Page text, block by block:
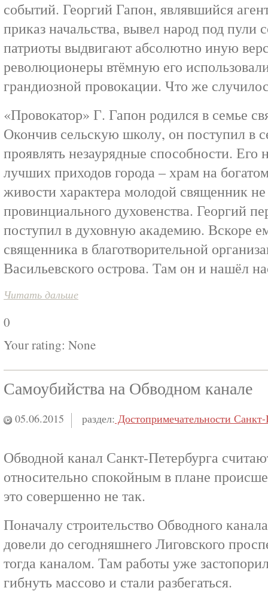
событий. Георгий Гапон, являвшийся
приказ начальства, вывел народ под пули
патриоты выдвигают абсолютно иную
революционеры втёмную его
грандиозной провокации. Что же
«Провокатор» Г. Гапон родился в семье
Окончив сельскую школу, он поступил в
проявлять незаурядные способности. Его
лучших приходов города – храм на
живости характера молодой священник
провинциального духовенства. Георгий
поступил в духовную академию. Вскоре
священника в благотворительной
Васильевского острова. Там он и нашёл
Читать дальше
0
Your rating: None
Самоубийства на Обводном канале
05.06.2015 раздел: Достопримечательности Санкт-
Обводной канал Санкт-Петербурга
относительно спокойным в плане
это совершенно не так.
Поначалу строительство Обводного
довели до сегодняшнего Лиговского
тогда каналом. Там работы уже
гибнуть массово и стали разбегаться.